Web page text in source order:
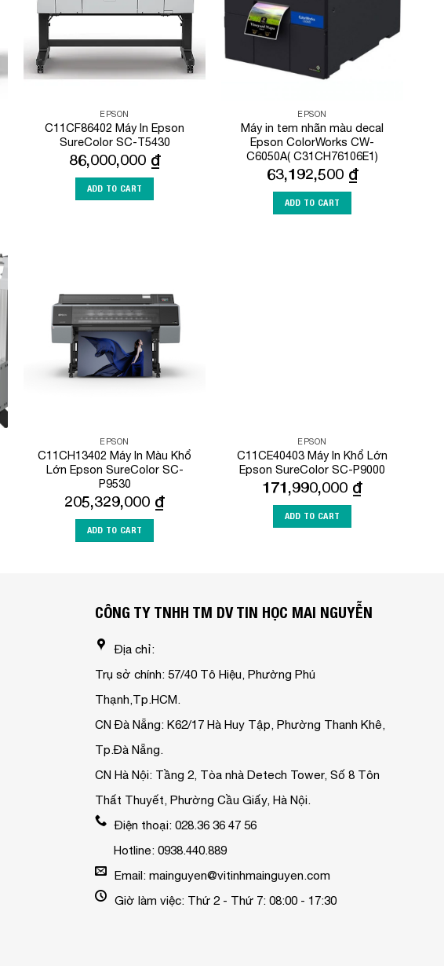
EPSON
C11CF86402 Máy In Epson
SureColor SC-T5430
86,000,000 ₫
ADD TO CART
EPSON
Máy in tem nhãn màu decal
Epson ColorWorks CW-
C6050A( C31CH76106E1)
63,192,500 ₫
ADD TO CART
Wishlist
EPSON
C11CH13402 Máy In Màu Khổ
Lớn Epson SureColor SC-
P9530
205,329,000 ₫
ADD TO CART
EPSON
C11CE40403 Máy In Khổ Lớn
Epson SureColor SC-P9000
171,990,000 ₫
ADD TO CART
CÔNG TY TNHH TM DV TIN HỌC MAI NGUYỄN
Địa chỉ:
Trụ sở chính: 57/40 Tô Hiệu, Phường Phú
Thạnh,Tp.HCM.
CN Đà Nẵng: K62/17 Hà Huy Tập, Phường Thanh Khê,
Tp.Đà Nẵng.
CN Hà Nội: Tầng 2, Tòa nhà Detech Tower, Số 8 Tôn
Thất Thuyết, Phường Cầu Giấy, Hà Nội.
Điện thoại: 028.36 36 47 56
Hotline: 0938.440.889
Email: mainguyen@vitinhmainguyen.com
Giờ làm việc: Thứ 2 - Thứ 7: 08:00 - 17:30